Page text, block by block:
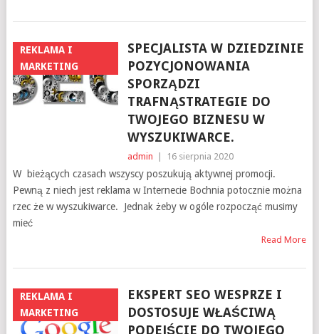
REKLAMA I
MARKETING
SPECJALISTA W DZIEDZINIE
POZYCJONOWANIA
SPORZĄDZI
TRAFNĄSTRATEGIE DO
TWOJEGO BIZNESU W
WYSZUKIWARCE.
admin 16 sierpnia 2020
W bieżących czasach wszyscy poszukują aktywnej promocji.
Pewną z niech jest reklama w Internecie Bochnia potocznie można
rzec że w wyszukiwarce. Jednak żeby w ogóle rozpocząć musimy
mieć
Read More
REKLAMA I
MARKETING
EKSPERT SEO WESPRZE I
DOSTOSUJE WŁAŚCIWĄ
PODEJŚCIE DO TWOJEGO